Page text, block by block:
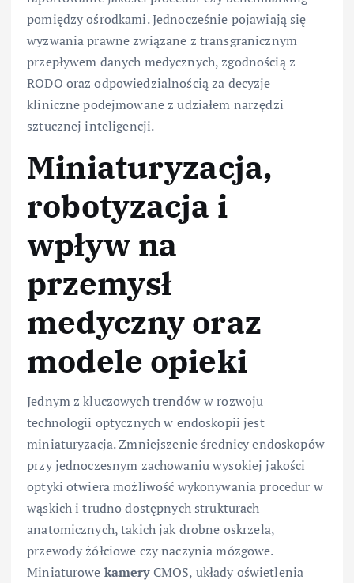
pomiędzy ośrodkami. Jednocześnie pojawiają się
wyzwania prawne związane z transgranicznym
przepływem danych medycznych, zgodnością z
RODO oraz odpowiedzialnością za decyzje
kliniczne podejmowane z udziałem narzędzi
sztucznej inteligencji.
Miniaturyzacja,
robotyzacja i
wpływ na
przemysł
medyczny oraz
modele opieki
Jednym z kluczowych trendów w rozwoju
technologii optycznych w endoskopii jest
miniaturyzacja. Zmniejszenie średnicy endoskopów
przy jednoczesnym zachowaniu wysokiej jakości
optyki otwiera możliwość wykonywania procedur w
wąskich i trudno dostępnych strukturach
anatomicznych, takich jak drobne oskrzela,
przewody żółciowe czy naczynia mózgowe.
Miniaturowe kameryCMOS, układy oświetlenia